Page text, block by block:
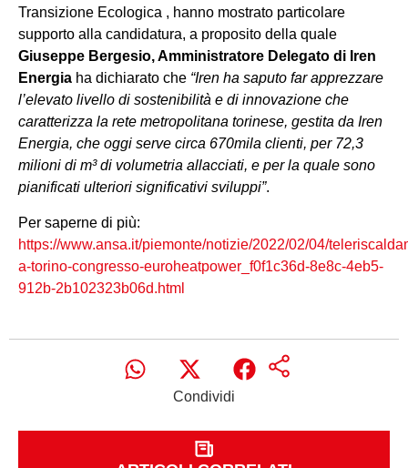
Transizione Ecologica , hanno mostrato particolare
supporto alla candidatura, a proposito della quale
Giuseppe Bergesio, Amministratore Delegato di Iren
Energia ha dichiarato che “Iren ha saputo far apprezzare
l’elevato livello di sostenibilità e di innovazione che
caratterizza la rete metropolitana torinese, gestita da Iren
Energia, che oggi serve circa 670mila clienti, per 72,3
milioni di m³ di volumetria allacciati, e per la quale sono
pianificati ulteriori significativi sviluppi”.
Per saperne di più:
https://www.ansa.it/piemonte/notizie/2022/02/04/
a-torino-congresso-euroheatpower_f0f1c36d-8e8c-4eb5-
912b-2b102323b06d.html
Condividi